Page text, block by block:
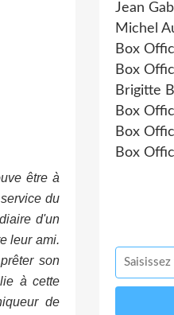
être à
du
d'un
leur ami.
son
à cette
de
Jean
Michel
Box
Box
Brigitte
Box
Box
Box